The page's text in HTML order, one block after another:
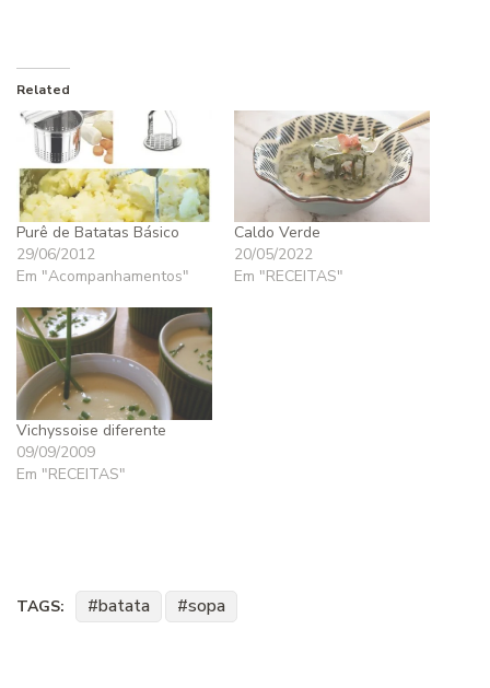
Related
Purê de Batatas Básico
29/06/2012
Em "Acompanhamentos"
Caldo Verde
20/05/2022
Em "RECEITAS"
Vichyssoise diferente
09/09/2009
Em "RECEITAS"
TAGS: batata sopa